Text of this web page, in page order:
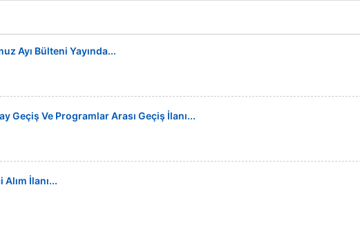
Ayı Bülteni Yayında...
Geçiş Ve Programlar Arası Geçiş İlanı...
İlanı...